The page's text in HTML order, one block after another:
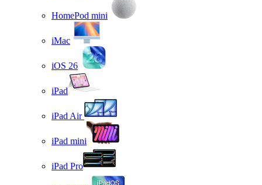
HomePod mini
iMac
iOS 26
iPad
iPad Air
iPad mini
iPad Pro